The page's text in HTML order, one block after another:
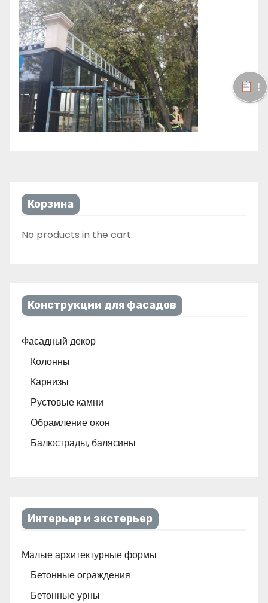
!
Корзина
No products in the cart.
Конструкции для фасадов
Фасадный декор
Колонны
Карнизы
Рустовые камни
Обрамление окон
Балюстрады, балясины
Интерьер и экстерьер
Малые архитектурные формы
Бетонные ограждения
Бетонные урны